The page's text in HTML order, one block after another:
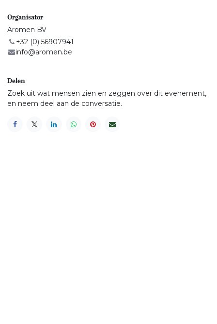
Organisator
Aromen BV
+32 (0) 56907941
info@aromen.be
Delen
Zoek uit wat mensen zien en zeggen over dit evenement,
en neem deel aan de conversatie.